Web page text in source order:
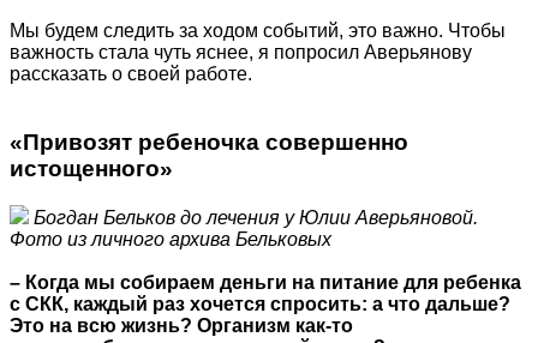
Мы будем следить за ходом событий, это важно. Чтобы
важность стала чуть яснее, я попросил Аверьянову
рассказать о своей работе.
«Привозят ребеночка совершенно
истощенного»
Богдан Бельков до лечения у Юлии Аверьяновой.
Фото из личного архива Бельковых
– Когда мы собираем деньги на питание для ребенка
с СКК, каждый раз хочется спросить: а что дальше?
Это на всю жизнь? Организм как-то